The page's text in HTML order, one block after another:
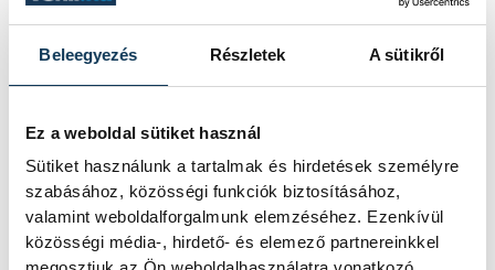
Beleegyezés Részletek A sütikről
Ez a weboldal sütiket használ
Sütiket használunk a tartalmak és hirdetések személyre
szabásához, közösségi funkciók biztosításához,
valamint weboldalforgalmunk elemzéséhez. Ezenkívül
közösségi média-, hirdető- és elemező partnereinkkel